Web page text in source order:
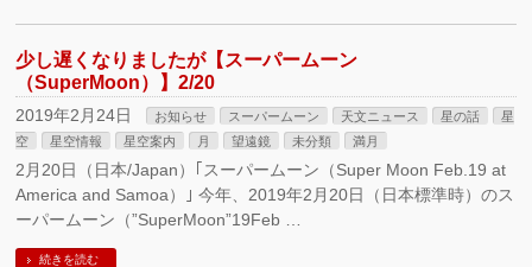
少し遅くなりましたが【スーパームーン
（SuperMoon）】2/20
2019年2月24日 お知らせ スーパームーン 天文ニュース 星の話
星
空
星空情報 星空案内 月 望遠鏡 未分類 満月
2月20日（日本/Japan）｢スーパームーン（Super Moon Feb.19 at
America and Samoa）｣ 今年、2019年2月20日（日本標準時）のス
ーパームーン（”SuperMoon”19Feb …
続きを読む